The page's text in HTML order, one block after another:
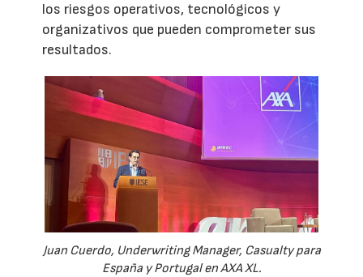
los riesgos operativos, tecnológicos y
organizativos que pueden comprometer sus
resultados.
Juan Cuerdo, Underwriting Manager, Casualty para
España y Portugal en AXA XL.